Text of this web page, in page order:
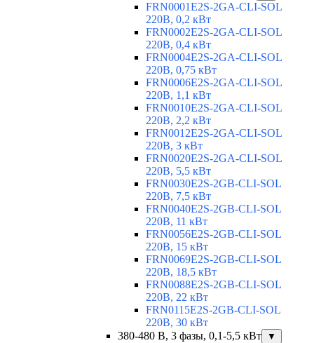
FRN0001E2S-2GA-CLI-SOL
220В, 0,2 кВт
FRN0002E2S-2GA-CLI-SOL
220В, 0,4 кВт
FRN0004E2S-2GA-CLI-SOL
220В, 0,75 кВт
FRN0006E2S-2GA-CLI-SOL
220В, 1,1 кВт
FRN0010E2S-2GA-CLI-SOL
220В, 2,2 кВт
FRN0012E2S-2GA-CLI-SOL
220В, 3 кВт
FRN0020E2S-2GA-CLI-SOL
220В, 5,5 кВт
FRN0030E2S-2GB-CLI-SOL
220В, 7,5 кВт
FRN0040E2S-2GB-CLI-SOL
220В, 11 кВт
FRN0056E2S-2GB-CLI-SOL
220В, 15 кВт
FRN0069E2S-2GB-CLI-SOL
220В, 18,5 кВт
FRN0088E2S-2GB-CLI-SOL
220В, 22 кВт
FRN0115E2S-2GB-CLI-SOL
220В, 30 кВт
380-480 В, 3 фазы, 0,1-5,5 кВт
▼